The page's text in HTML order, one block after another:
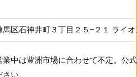
馬区石神井町３丁目２５−２１ ライ
業中は豊洲市場に合わせて不定。公
い。